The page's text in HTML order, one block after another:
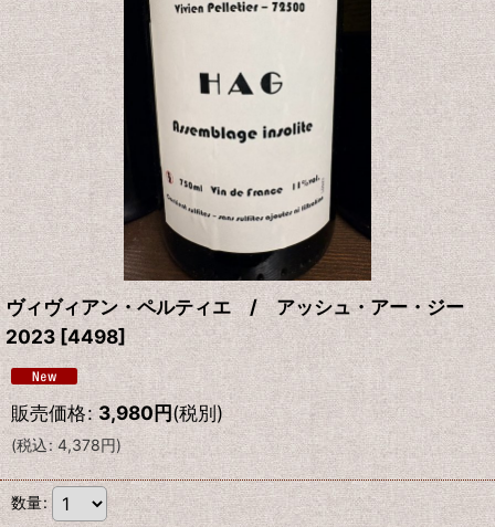
ヴィヴィアン・ペルティエ / アッシュ・アー・ジー
2023 [4498]
販売価格: 3,980円(税別)
(税込: 4,378円)
数量: